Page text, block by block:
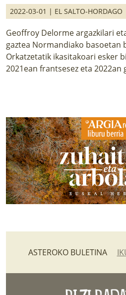
2022-03-01 | EL SALTO-HORDAGO
Geoffroy Delorme argazkilari
gaztea Normandiako basoetan
Orkatzetatik ikasitakoari esker
2021ean frantsesez eta 2022an
ASTEROKO BULETINA